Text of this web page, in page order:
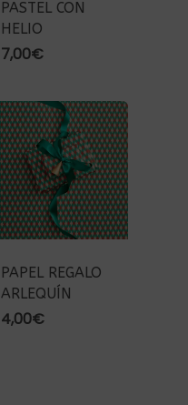
PASTEL CON
HELIO
7,00€
PAPEL REGALO
ARLEQUÍN
4,00€